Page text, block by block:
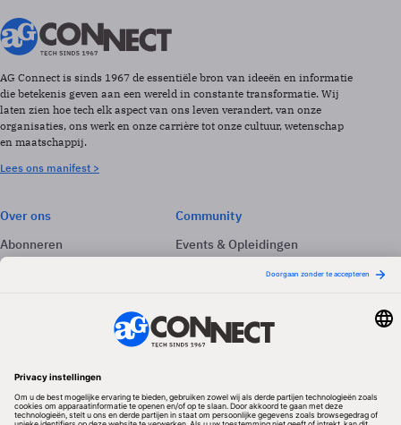
AG Connect is sinds 1967 de essentiële bron van ideeën en informatie
die betekenis geven aan een wereld in constante transformatie. Wij
laten zien hoe tech elk aspect van ons leven verandert, van onze
organisaties, ons werk en onze carrière tot onze cultuur, wetenschap
en maatschappij.
Lees ons manifest >
Over ons
Abonneren
Adverteren
Community
Events & Opleidingen
Volg ons